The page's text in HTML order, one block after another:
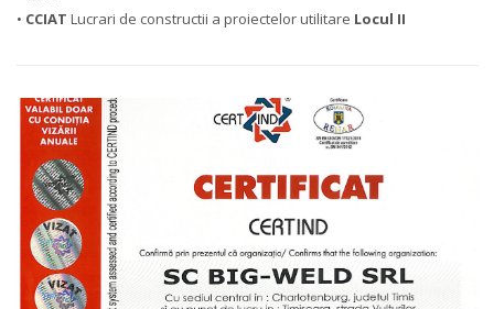
• CCIAT Lucrari de constructii a proiectelor utilitare Locul II